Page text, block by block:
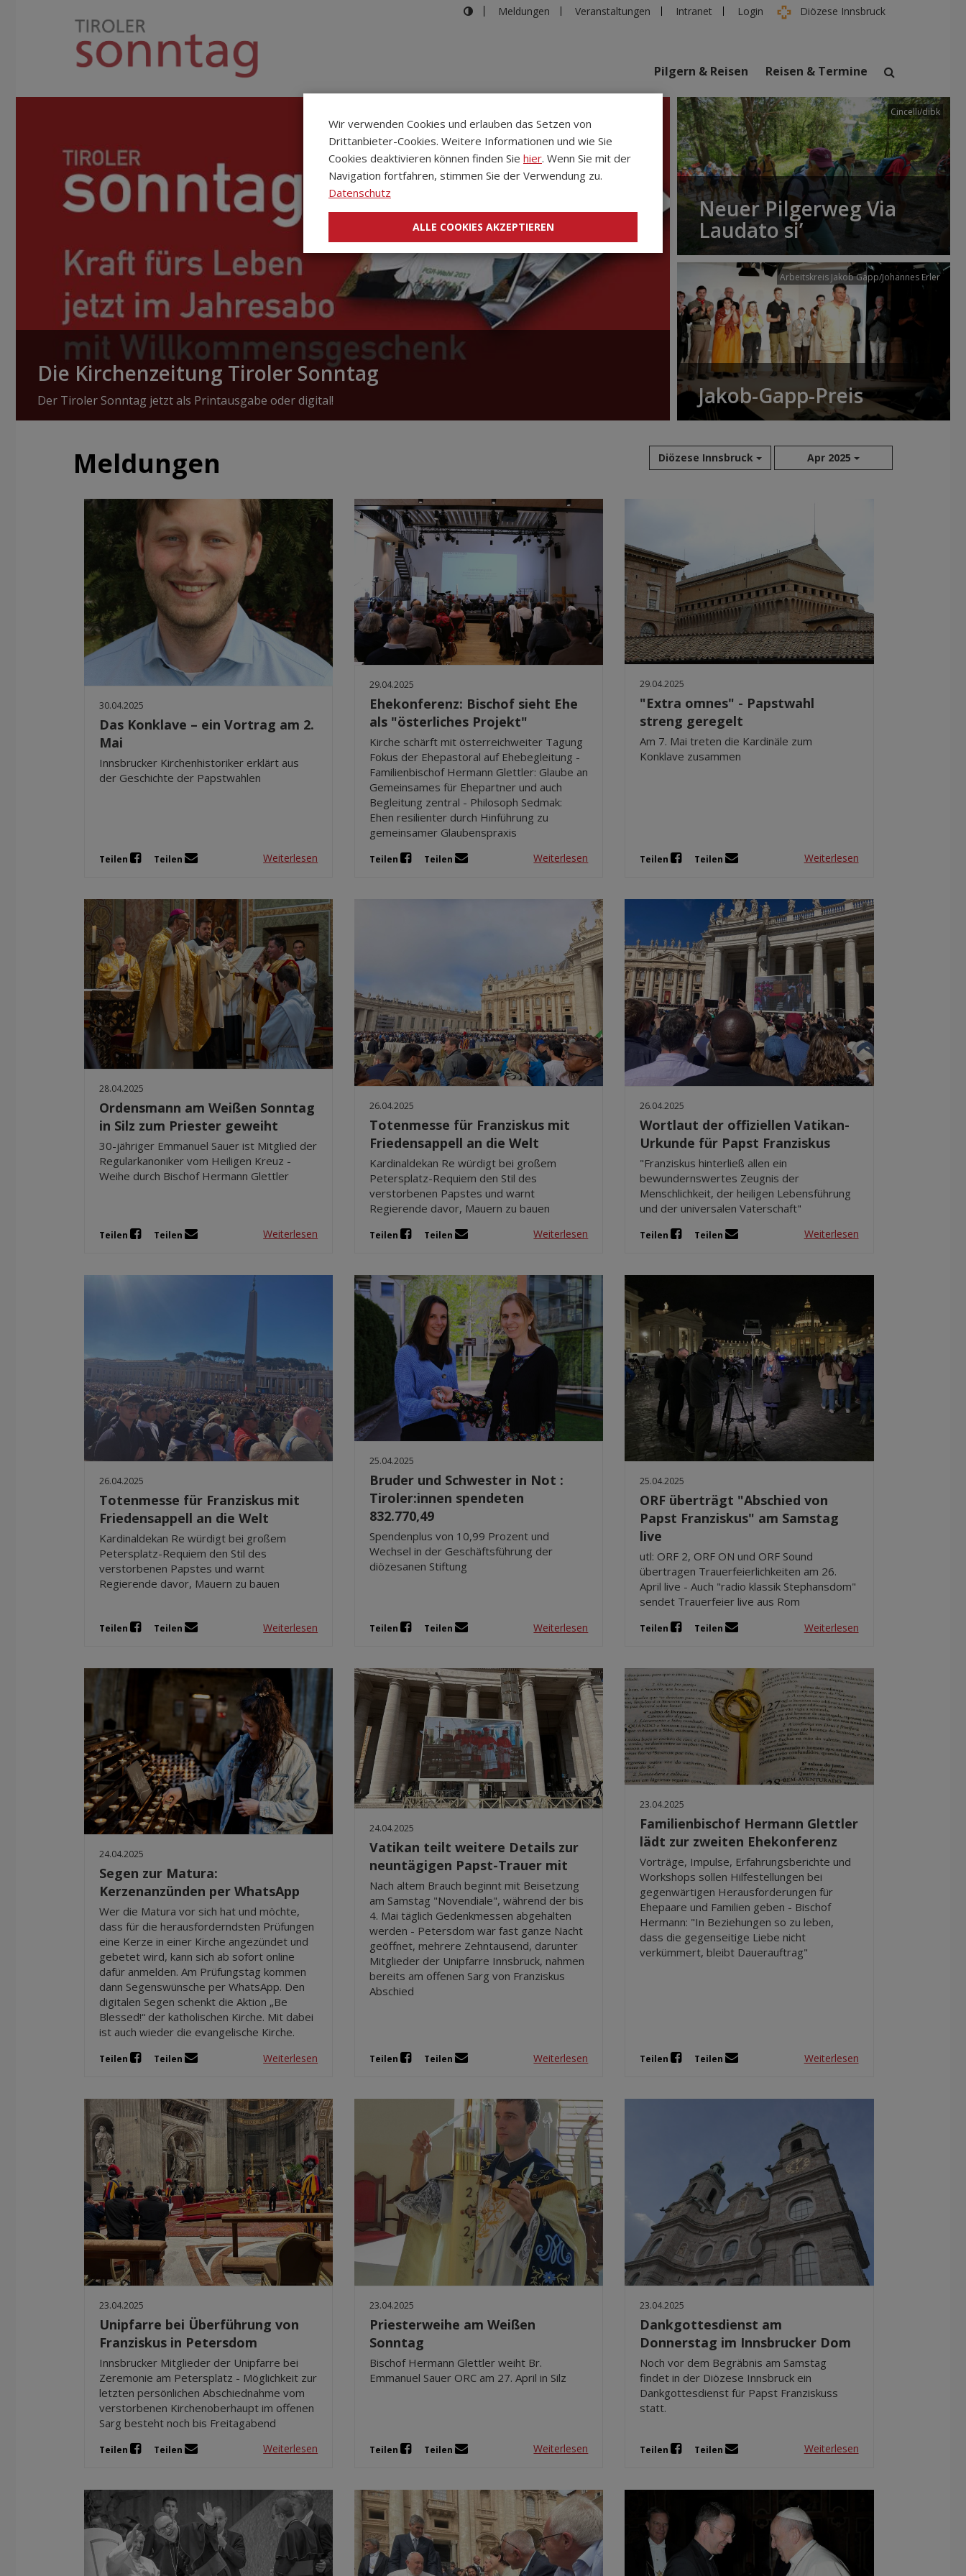
Meldungen Veranstaltungen Intranet Login Diözese Innsbruck
suchen
Veranstaltungen Personen
Pilgern & Reisen Reisen & Termine
Die Kirchenzeitung Tiroler Sonntag
Der Tiroler Sonntag jetzt als Printausgabe oder digital!
Cincelli/dibk
Neuer Pilgerweg Via
Laudato si’
Arbeitskreis Jakob Gapp/Johannes Erler
Jakob-Gapp-Preis
Meldungen Diözese Innsbruck Apr 2025
Jun 2026
Mai 2026
Apr 2026
Mär 2026
Feb 2026
Jan 2026
Dez 2025
Sep 2025
30.04.2025
Das Konklave – ein Vortrag am 2.
Mai
Innsbrucker Kirchenhistoriker erklärt aus
der Geschichte der Papstwahlen
Teilen Teilen Weiterlesen
29.04.2025
Ehekonferenz: Bischof sieht Ehe
als "österliches Projekt"
Kirche schärft mit österreichweiter Tagung
Fokus der Ehepastoral auf Ehebegleitung -
Familienbischof Hermann Glettler: Glaube an
Gemeinsames für Ehepartner und auch
Begleitung zentral - Philosoph Sedmak:
Ehen resilienter durch Hinführung zu
gemeinsamer Glaubenspraxis
Teilen Teilen Weiterlesen
29.04.2025
"Extra omnes" - Papstwahl
streng geregelt
Am 7. Mai treten die Kardinäle zum
Konklave zusammen
Teilen Teilen Weiterlesen
28.04.2025
Ordensmann am Weißen Sonntag
in Silz zum Priester geweiht
30-jähriger Emmanuel Sauer ist Mitglied der
Regularkanoniker vom Heiligen Kreuz -
Weihe durch Bischof Hermann Glettler
Teilen Teilen Weiterlesen
26.04.2025
Totenmesse für Franziskus mit
Friedensappell an die Welt
Kardinaldekan Re würdigt bei großem
Petersplatz-Requiem den Stil des
verstorbenen Papstes und warnt
Regierende davor, Mauern zu bauen
Teilen Teilen Weiterlesen
26.04.2025
Wortlaut der offiziellen Vatikan-
Urkunde für Papst Franziskus
"Franziskus hinterließ allen ein
bewundernswertes Zeugnis der
Menschlichkeit, der heiligen Lebensführung
und der universalen Vaterschaft"
Teilen Teilen Weiterlesen
26.04.2025
Totenmesse für Franziskus mit
Friedensappell an die Welt
Kardinaldekan Re würdigt bei großem
Petersplatz-Requiem den Stil des
verstorbenen Papstes und warnt
Regierende davor, Mauern zu bauen
Teilen Teilen Weiterlesen
25.04.2025
Bruder und Schwester in Not :
Tiroler:innen spendeten
832.770,49
Spendenplus von 10,99 Prozent und
Wechsel in der Geschäftsführung der
diözesanen Stiftung
Teilen Teilen Weiterlesen
25.04.2025
ORF überträgt "Abschied von
Papst Franziskus" am Samstag
live
utl: ORF 2, ORF ON und ORF Sound
übertragen Trauerfeierlichkeiten am 26.
April live - Auch "radio klassik Stephansdom"
sendet Trauerfeier live aus Rom
Teilen Teilen Weiterlesen
24.04.2025
Segen zur Matura:
Kerzenanzünden per WhatsApp
Wer die Matura vor sich hat und möchte,
dass für die herausforderndsten Prüfungen
eine Kerze in einer Kirche angezündet und
gebetet wird, kann sich ab sofort online
dafür anmelden. Am Prüfungstag kommen
dann Segenswünsche per WhatsApp. Den
digitalen Segen schenkt die Aktion „Be
Blessed!“ der katholischen Kirche. Mit dabei
ist auch wieder die evangelische Kirche.
Teilen Teilen Weiterlesen
24.04.2025
Vatikan teilt weitere Details zur
neuntägigen Papst-Trauer mit
Nach altem Brauch beginnt mit Beisetzung
am Samstag "Novendiale", während der bis
4. Mai täglich Gedenkmessen abgehalten
werden - Petersdom war fast ganze Nacht
geöffnet, mehrere Zehntausend, darunter
Mitglieder der Unipfarre Innsbruck, nahmen
bereits am offenen Sarg von Franziskus
Abschied
Teilen Teilen Weiterlesen
23.04.2025
Familienbischof Hermann Glettler
lädt zur zweiten Ehekonferenz
Vorträge, Impulse, Erfahrungsberichte und
Workshops sollen Hilfestellungen bei
gegenwärtigen Herausforderungen für
Ehepaare und Familien geben - Bischof
Hermann: "In Beziehungen so zu leben,
dass die gegenseitige Liebe nicht
verkümmert, bleibt Dauerauftrag"
Teilen Teilen Weiterlesen
23.04.2025
Unipfarre bei Überführung von
Franziskus in Petersdom
Innsbrucker Mitglieder der Unipfarre bei
Zeremonie am Petersplatz - Möglichkeit zur
letzten persönlichen Abschiednahme vom
verstorbenen Kirchenoberhaupt im offenen
Sarg besteht noch bis Freitagabend
Teilen Teilen Weiterlesen
23.04.2025
Priesterweihe am Weißen
Sonntag
Bischof Hermann Glettler weiht Br.
Emmanuel Sauer ORC am 27. April in Silz
Teilen Teilen Weiterlesen
23.04.2025
Dankgottesdienst am
Donnerstag im Innsbrucker Dom
Noch vor dem Begräbnis am Samstag
findet in der Diözese Innsbruck ein
Dankgottesdienst für Papst Franziskuss
statt.
Teilen Teilen Weiterlesen
Wir verwenden Cookies und erlauben das Setzen von
Drittanbieter-Cookies. Weitere Informationen und wie Sie
Cookies deaktivieren können finden Sie hier. Wenn Sie mit der
Navigation fortfahren, stimmen Sie der Verwendung zu.
Datenschutz
ALLE COOKIES AKZEPTIEREN